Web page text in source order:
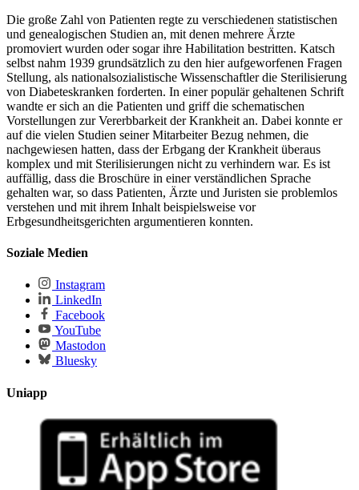
Die große Zahl von Patienten regte zu verschiedenen statistischen
und genealogischen Studien an, mit denen mehrere Ärzte
promoviert wurden oder sogar ihre Habilitation bestritten. Katsch
selbst nahm 1939 grundsätzlich zu den hier aufgeworfenen Fragen
Stellung, als nationalsozialistische Wissenschaftler die Sterilisierung
von Diabeteskranken forderten. In einer populär gehaltenen Schrift
wandte er sich an die Patienten und griff die schematischen
Vorstellungen zur Vererbbarkeit der Krankheit an. Dabei konnte er
auf die vielen Studien seiner Mitarbeiter Bezug nehmen, die
nachgewiesen hatten, dass der Erbgang der Krankheit überaus
komplex und mit Sterilisierungen nicht zu verhindern war. Es ist
auffällig, dass die Broschüre in einer verständlichen Sprache
gehalten war, so dass Patienten, Ärzte und Juristen sie problemlos
verstehen und mit ihrem Inhalt beispielsweise vor
Erbgesundheitsgerichten argumentieren konnten.
Soziale Medien
Instagram
LinkedIn
Facebook
YouTube
Mastodon
Bluesky
Uniapp